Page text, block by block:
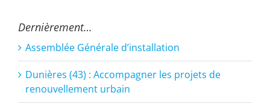
Dernièrement…
Assemblée Générale d’installation
Dunières (43) : Accompagner les projets de
renouvellement urbain